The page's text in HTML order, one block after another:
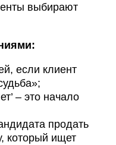
выбирают
если клиент
– это начало
продать
который ищет